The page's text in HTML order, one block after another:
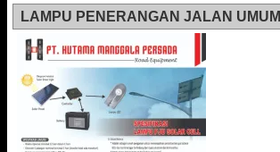
LAMPU PENERANGAN JALAN UMUM